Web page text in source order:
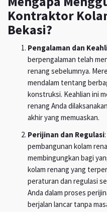
Kontraktor
Bekasi?
Pengalaman dan
berpengalaman telah
renang sebelumnya.
mendalam tentang
konstruksi. Keahlian ini
renang Anda
akhir yang memuaskan.
Perijinan dan Regulasi
pembangunan kolam
membingungkan bagi
kolam renang yang
peraturan dan regulasi
Anda dalam proses
berjalan lancar tanpa